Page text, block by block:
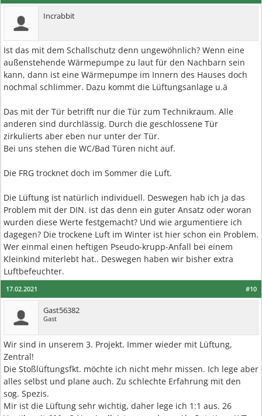
Incrabbit
Ist das mit dem Schallschutz denn ungewöhnlich? Wenn eine
außenstehende Wärmepumpe zu laut für den Nachbarn sein
kann, dann ist eine Wärmepumpe im Innern des Hauses doch
nochmal schlimmer. Dazu kommt die Lüftungsanlage u.ä
Das mit der Tür betrifft nur die Tür zum Technikraum. Alle
anderen sind durchlässig. Durch die geschlossene Tür
zirkulierts aber eben nur unter der Tür.
Bei uns stehen die WC/Bad Türen nicht auf.
Die FRG trocknet doch im Sommer die Luft.
Die Lüftung ist natürlich individuell. Deswegen hab ich ja das
Problem mit der DIN. ist das denn ein guter Ansatz oder woran
wurden diese Werte festgemacht? Und wie argumentiere ich
dagegen? Die trockene Luft im Winter ist hier schon ein Problem.
Wer einmal einen heftigen Pseudo-krupp-Anfall bei einem
Kleinkind miterlebt hat.. Deswegen haben wir bisher extra
Luftbefeuchter.
#10
17.02.2021
Gast56382
Gast
Wir sind in unserem 3. Projekt. Immer wieder mit Lüftung,
Zentral!
Die Stoßlüftungsfkt. möchte ich nicht mehr missen. Ich lege aber
alles selbst und plane auch. Zu schlechte Erfahrung mit den
sog. Spezis.
Mir ist die Lüftung sehr wichtig, daher lege ich 1:1 aus. 26